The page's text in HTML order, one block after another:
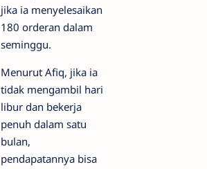
jika ia menyelesaikan
180 orderan dalam
seminggu.
Menurut Afiq, jika ia
tidak mengambil hari
libur dan bekerja
penuh dalam satu
bulan,
pendapatannya bisa